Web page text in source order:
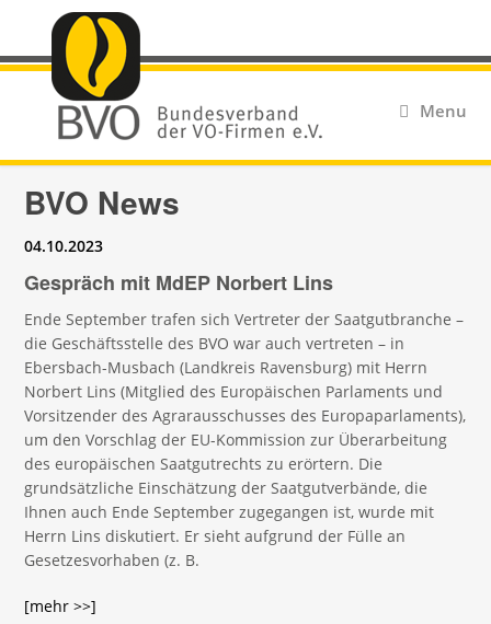
Menu
BVO News
04.10.2023
Gespräch mit MdEP Norbert Lins
Ende September trafen sich Vertreter der Saatgutbranche –
die Geschäftsstelle des BVO war auch vertreten – in
Ebersbach-Musbach (Landkreis Ravensburg) mit Herrn
Norbert Lins (Mitglied des Europäischen Parlaments und
Vorsitzender des Agrarausschusses des Europaparlaments),
um den Vorschlag der EU-Kommission zur Überarbeitung
des europäischen Saatgutrechts zu erörtern. Die
grundsätzliche Einschätzung der Saatgutverbände, die
Ihnen auch Ende September zugegangen ist, wurde mit
Herrn Lins diskutiert. Er sieht aufgrund der Fülle an
Gesetzesvorhaben (z. B.
[mehr >>]